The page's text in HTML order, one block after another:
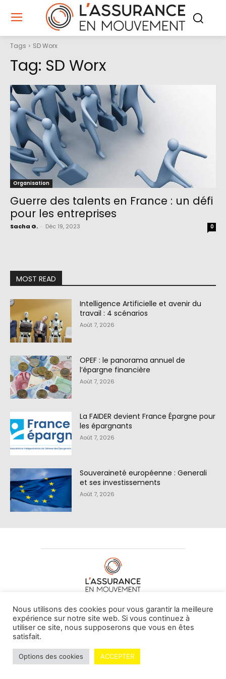
Tags SD Worx
Tag: SD Worx
Organisation
Guerre des talents en France : un défi
pour les entreprises
Sacha G. Déc 19, 2023 0
MOST READ
Intelligence Artificielle et avenir du
travail : 4 scénarios
Août 7, 2026
OPEF : le panorama annuel de
l’épargne financière
Août 7, 2026
La FAIDER devient France Épargne pour
les épargnants
Août 7, 2026
Souveraineté européenne : Generali
et ses investissements
Août 7, 2026
À PROPOS DE NOUS•CONTACT
© L'assurance en mouvement -By Vovoxx Média
Mentions légales Contributeurs
Nous utilisons des cookies pour vous garantir la meilleure
expérience sur notre site web. Si vous continuez à
utiliser ce site, nous supposerons que vous en êtes
satisfait.
Options des cookies ACCEPTER